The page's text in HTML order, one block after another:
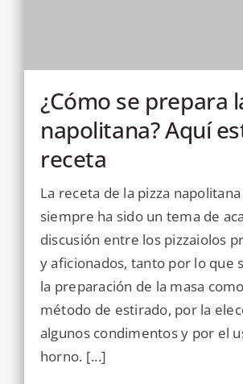
¿Cómo se prepara
napolitana? Aquí
receta
La receta de la pizza
siempre ha sido un tema de
discusión entre los pizzaiolos
y aficionados, tanto por lo que
la preparación de la masa
método de estirado, por la
algunos condimentos y por el
horno. [...]